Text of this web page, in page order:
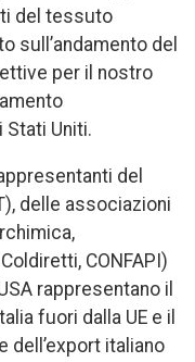
del tessuto
sull’andamento del
per il nostro
Stati Uniti.
del
delle associazioni
CONFAPI)
rappresentano il
fuori dalla UE e il
dell’export italiano